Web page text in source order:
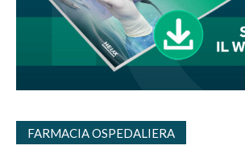
FARMACIA OSPEDALIERA